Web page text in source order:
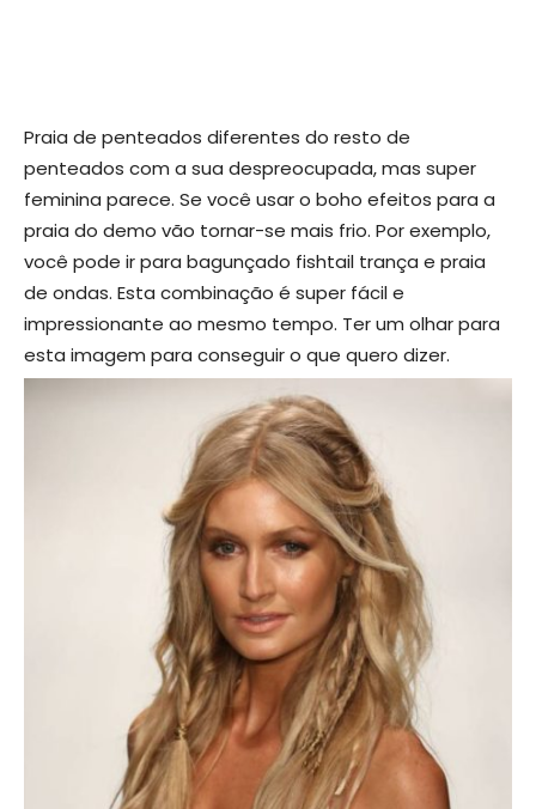
Praia de penteados diferentes do resto de
penteados com a sua despreocupada, mas super
feminina parece. Se você usar o boho efeitos para a
praia do demo vão tornar-se mais frio. Por exemplo,
você pode ir para bagunçado fishtail trança e praia
de ondas. Esta combinação é super fácil e
impressionante ao mesmo tempo. Ter um olhar para
esta imagem para conseguir o que quero dizer.